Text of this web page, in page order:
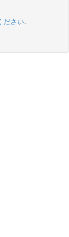
ださい.